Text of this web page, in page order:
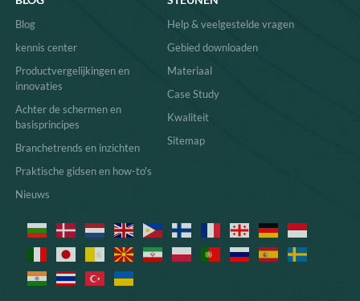
Blog
kennis center
Productvergelijkingen en
innovaties
Achter de schermen en
basisprincipes
Branchetrends en inzichten
Praktische gidsen en how-to's
Nieuws
Help & veelgestelde vragen
Gebied downloaden
Materiaal
Case Study
Kwaliteit
Sitemap